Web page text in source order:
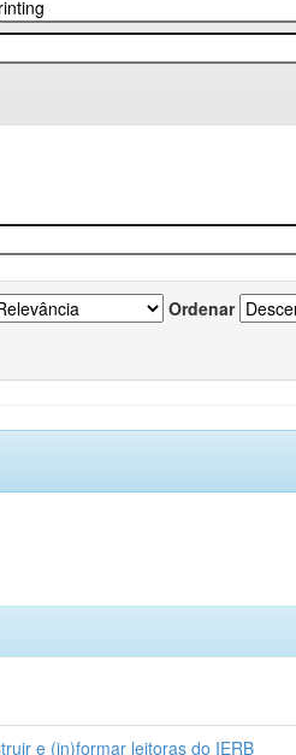
Ordenar
e (in)formar leitoras do IERB